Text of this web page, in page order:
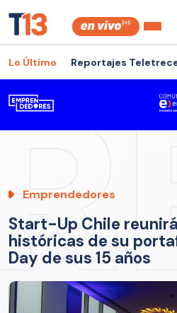
Lo Último Reportajes
Emprendedores
Start-Up Chile
históricas de su
Day de sus 15 años